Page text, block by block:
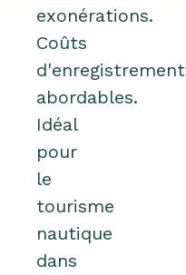
exonérations.
Coûts
d'enregistrement
abordables.
Idéal
pour
le
tourisme
nautique
dans